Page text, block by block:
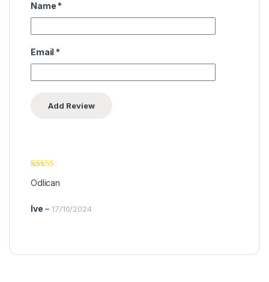
Name *
Email *
od 5
Odlican
Ive –17/10/2024